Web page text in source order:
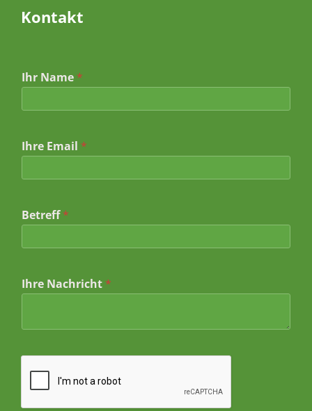
Kontakt
Ihr Name *
Ihre Email *
h
r
*
Betreff*
Ihre Nachricht *